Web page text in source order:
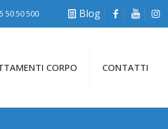
50 50 500 Blog
CORPO CONTATTI